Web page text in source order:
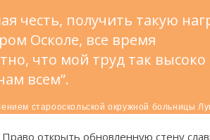
честь, получить такую
Осколе, все время
что мой труд так высоко
всем”.
старооскольской окружной больницы
открыть обновленную стену